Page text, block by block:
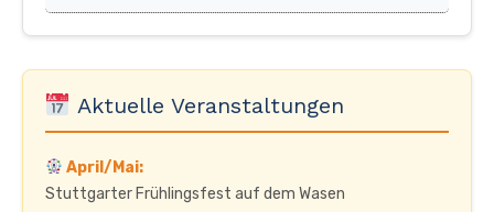
Aktuelle Veranstaltungen
April/Mai:
Stuttgarter Frühlingsfest auf dem Wasen